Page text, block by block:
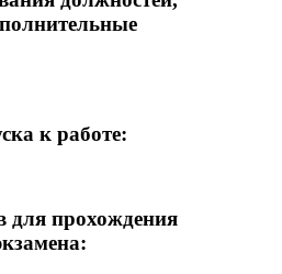
к работе:
для прохождения